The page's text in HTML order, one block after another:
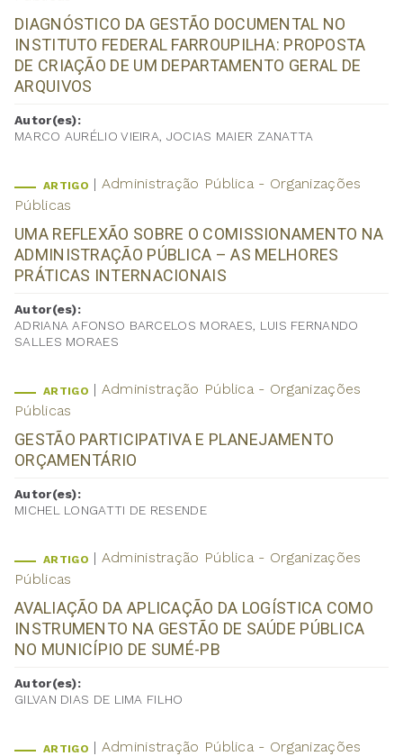
DIAGNÓSTICO DA GESTÃO DOCUMENTAL NO
INSTITUTO FEDERAL FARROUPILHA: PROPOSTA
DE CRIAÇÃO DE UM DEPARTAMENTO GERAL DE
ARQUIVOS
Autor(es):
MARCO AURÉLIO VIEIRA, JOCIAS MAIER ZANATTA
ARTIGO
Administração Pública - Organizações
Públicas
UMA REFLEXÃO SOBRE O COMISSIONAMENTO NA
ADMINISTRAÇÃO PÚBLICA – AS MELHORES
PRÁTICAS INTERNACIONAIS
Autor(es):
ADRIANA AFONSO BARCELOS MORAES, LUIS FERNANDO
SALLES MORAES
ARTIGO
Administração Pública - Organizações
Públicas
GESTÃO PARTICIPATIVA E PLANEJAMENTO
ORÇAMENTÁRIO
Autor(es):
MICHEL LONGATTI DE RESENDE
ARTIGO
Administração Pública - Organizações
Públicas
AVALIAÇÃO DA APLICAÇÃO DA LOGÍSTICA COMO
INSTRUMENTO NA GESTÃO DE SAÚDE PÚBLICA
NO MUNICÍPIO DE SUMÉ-PB
Autor(es):
GILVAN DIAS DE LIMA FILHO
ARTIGO Administração Pública - Organizações